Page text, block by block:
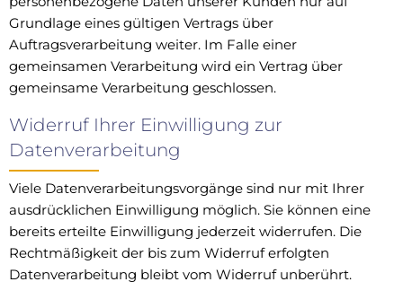
Grundlage eines gültigen Vertrags über
Auftragsverarbeitung weiter. Im Falle einer
gemeinsamen Verarbeitung wird ein Vertrag über
gemeinsame Verarbeitung geschlossen.
Widerruf Ihrer Einwilligung zur
Datenverarbeitung
Viele Datenverarbeitungsvorgänge sind nur mit Ihrer
ausdrücklichen Einwilligung möglich. Sie können eine
bereits erteilte Einwilligung jederzeit widerrufen. Die
Rechtmäßigkeit der bis zum Widerruf erfolgten
Datenverarbeitung bleibt vom Widerruf unberührt.